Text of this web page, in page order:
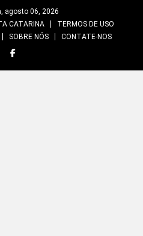
agosto 06, 2026
CATARINA
TERMOS DE USO
SOBRE NÓS CONTATE-NOS